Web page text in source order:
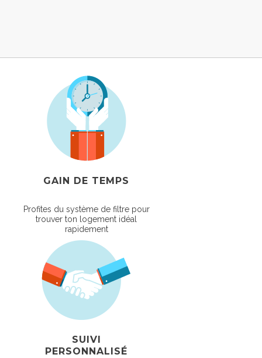
GAIN DE TEMPS
Profites du système de filtre pour
trouver ton logement idéal
rapidement
SUIVI
PERSONNALISÉ